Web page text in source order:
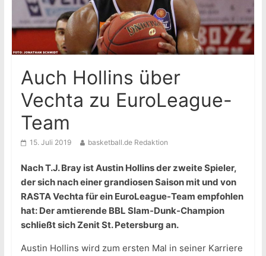
Auch Hollins über
Vechta zu EuroLeague-
Team
15. Juli 2019 basketball.de Redaktion
Nach T.J. Bray ist Austin Hollins der zweite Spieler,
der sich nach einer grandiosen Saison mit und von
RASTA Vechta für ein EuroLeague-Team empfohlen
hat: Der amtierende BBL Slam-Dunk-Champion
schließt sich Zenit St. Petersburg an.
Austin Hollins wird zum ersten Mal in seiner Karriere